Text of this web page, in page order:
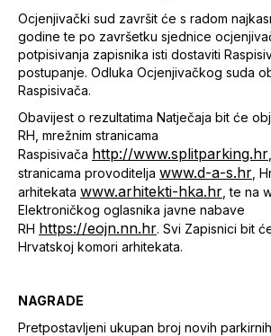
Ocjenjivački sud završit će s radom
godine te po završetku sjednice
potpisivanja zapisnika isti dostaviti
postupanje. Odluka Ocjenjivačkog suda
Raspisivača.
Obavijest o rezultatima Natječaja bit će
RH, mrežnim stranicama
Raspisivača http://www.splitparking.hr
stranicama provoditelja www.d-a-s.hr ,
arhitekata www.arhitekti-hka.hr , te na
Elektroničkog oglasnika javne nabave
RH https://eojn.nn.hr. Svi Zapisnici bit
Hrvatskoj komori arhitekata.
NAGRADE
Pretpostavljeni ukupan broj novih